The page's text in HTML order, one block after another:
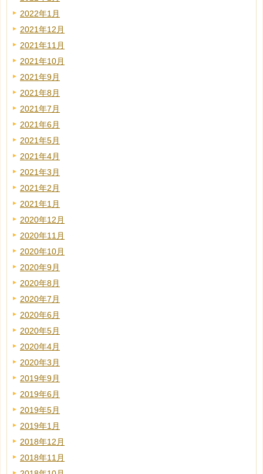
2022年1月
2021年12月
2021年11月
2021年10月
2021年9月
2021年8月
2021年7月
2021年6月
2021年5月
2021年4月
2021年3月
2021年2月
2021年1月
2020年12月
2020年11月
2020年10月
2020年9月
2020年8月
2020年7月
2020年6月
2020年5月
2020年4月
2020年3月
2019年9月
2019年6月
2019年5月
2019年1月
2018年12月
2018年11月